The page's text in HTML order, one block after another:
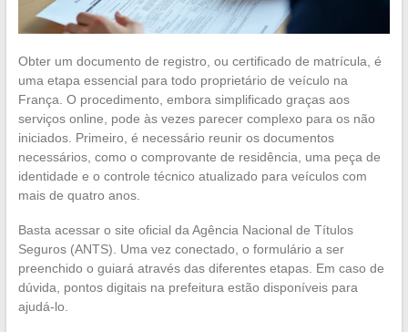
Obter um documento de registro, ou certificado de matrícula, é
uma etapa essencial para todo proprietário de veículo na
França. O procedimento, embora simplificado graças aos
serviços online, pode às vezes parecer complexo para os não
iniciados. Primeiro, é necessário reunir os documentos
necessários, como o comprovante de residência, uma peça de
identidade e o controle técnico atualizado para veículos com
mais de quatro anos.
Basta acessar o site oficial da Agência Nacional de Títulos
Seguros (ANTS). Uma vez conectado, o formulário a ser
preenchido o guiará através das diferentes etapas. Em caso de
dúvida, pontos digitais na prefeitura estão disponíveis para
ajudá-lo.